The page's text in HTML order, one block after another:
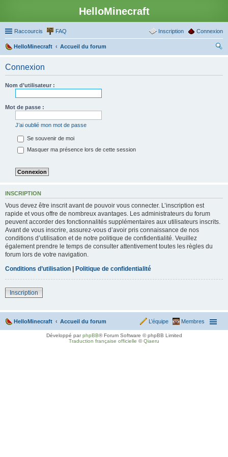
HelloMinecraft
Raccourcis FAQ Connexion
Inscription
HelloMinecraft
Accueil du forum
Connexion
Nom d’utilisateur :
Mot de passe :
J’ai oublié mon mot de passe
Se souvenir de moi
Masquer ma présence lors de cette session
INSCRIPTION
Vous devez être inscrit avant de pouvoir vous connecter. L’inscription est
rapide et vous offre de nombreux avantages. Les administrateurs du forum
peuvent accorder des fonctionnalités supplémentaires aux utilisateurs inscrits.
Avant de vous inscrire, assurez-vous d’avoir pris connaissance de nos
conditions d’utilisation et de notre politique de confidentialité. Veuillez
également prendre le temps de consulter attentivement toutes les règles du
forum lors de votre navigation.
Conditions d’utilisation | Politique de confidentialité
Inscription
HelloMinecraft Accueil du forum Membres
L’équipe
Développé parphpBB® Forum Software © phpBB Limited
Traduction française officielle ©Qiaeru